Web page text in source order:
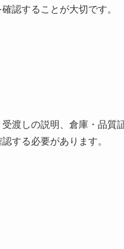
認することが大切です。
渡しの説明、倉庫・品質
する必要があります。